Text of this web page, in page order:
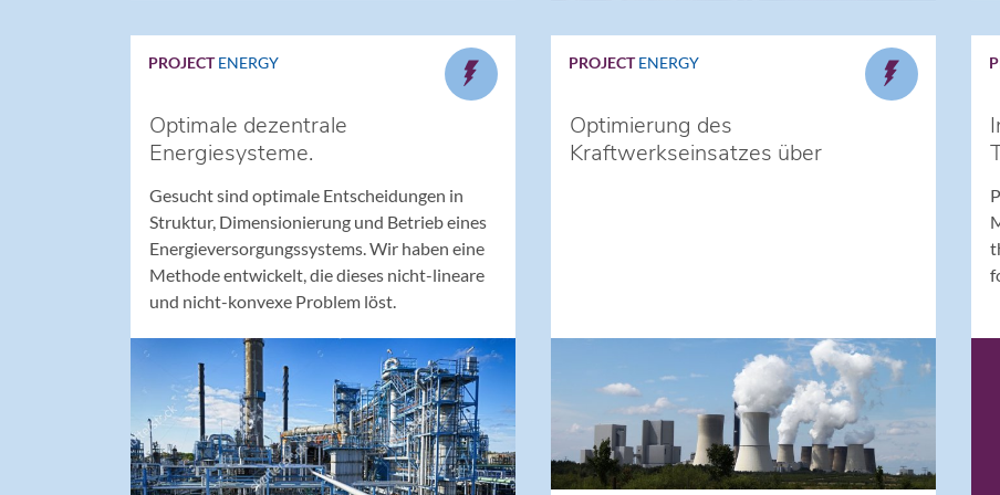
PROJECT ENERGY
Optimale dezentrale
Energiesysteme.
Gesucht sind optimale Entscheidungen in
Struktur, Dimensionierung und Betrieb eines
Energieversorgungssystems. Wir haben eine
Methode entwickelt, die dieses nicht-lineare
und nicht-konvexe Problem löst.
PROJECT ENERGY
Optimierung des
Kraftwerkseinsatzes über